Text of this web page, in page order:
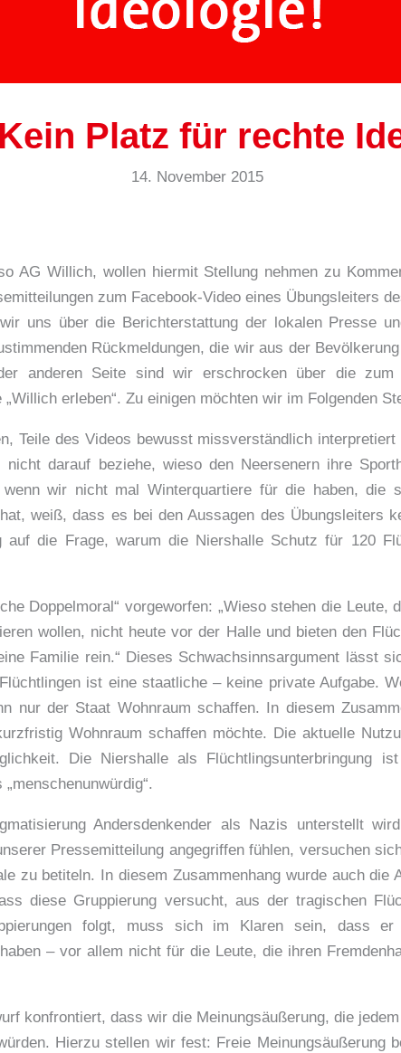
Platz für rechte
14. November 2015
AG Willich, wollen hiermit Stellung nehmen zu
zum Facebook-Video eines Übungsleiters
uns über die Berichterstattung der lokalen Presse
Rückmeldungen, die wir aus der
anderen Seite sind wir erschrocken über die zum
erleben“. Zu einigen möchten wir im Folgenden
Teile des Videos bewusst missverständlich
darauf beziehe, wieso den Neersenern ihre
wir nicht mal Winterquartiere für die haben, die
weiß, dass es bei den Aussagen des Übungsleiters
auf die Frage, warum die Niershalle Schutz für 120
Doppelmoral“ vorgeworfen: „Wieso stehen die Leute,
wollen, nicht heute vor der Halle und bieten den
Familie rein.“ Dieses Schwachsinnsargument lässt
ist eine staatliche – keine private Aufgabe.
nur der Staat Wohnraum schaffen. In diesem
Wohnraum schaffen möchte. Die aktuelle
Die Niershalle als
Andersdenkender als Nazis unterstellt
Pressemitteilung angegriffen fühlen, versuchen
zu betiteln. In diesem Zusammenhang wurde auch die
diese Gruppierung versucht, aus der tragischen
folgt, muss sich im Klaren sein, dass er
– vor allem nicht für die Leute, die ihren
konfrontiert, dass wir die Meinungsäußerung, die
Hierzu stellen wir fest: Freie Meinungsäußerung